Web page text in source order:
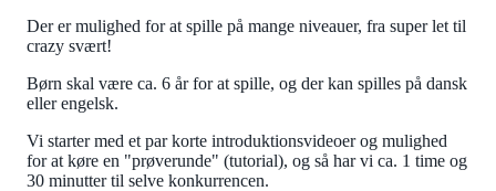
Der er mulighed for at spille på mange niveauer, fra super let til
crazy svært!
Børn skal være ca. 6 år for at spille, og der kan spilles på dansk
eller engelsk.
Vi starter med et par korte introduktionsvideoer og mulighed
for at køre en "prøverunde" (tutorial), og så har vi ca. 1 time og
30 minutter til selve konkurrencen.